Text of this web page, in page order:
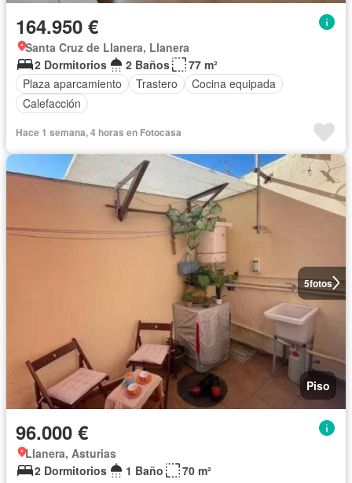
164.950 €
Santa Cruz de Llanera, Llanera
2 Dormitorios
2 Baños
77 m²
Plaza aparcamiento
Trastero
Cocina equipada
Calefacción
Hace 1 semana, 4 horas en Fotocasa
5fotos
Piso
96.000 €
Llanera, Asturias
2 Dormitorios
1 Baño 70 m²